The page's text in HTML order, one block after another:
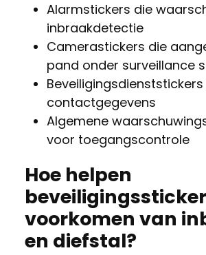
Alarmstickers die
inbraakdetectie
Camerastickers die
pand onder surveillance
contactgegevens
Algemene
voor toegangscontrole
Hoe helpen
voorkomen van
en diefstal?